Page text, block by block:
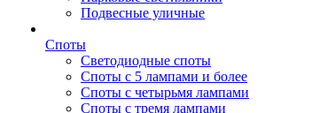
Подвесные уличные
Споты
Светодиодные споты
Споты с 5 лампами и более
Споты с четырьмя лампами
Споты с тремя лампами